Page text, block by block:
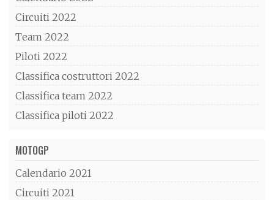
Circuiti 2022
Team 2022
Piloti 2022
Classifica costruttori 2022
Classifica team 2022
Classifica piloti 2022
MOTOGP
Calendario 2021
Circuiti 2021